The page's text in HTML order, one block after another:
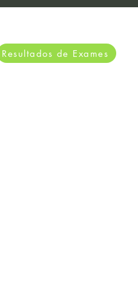
Resultados de Exames